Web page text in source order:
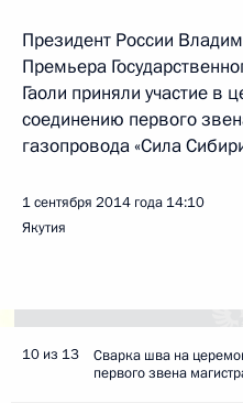
Президент России
Премьера
Гаоли приняли участие в
соединению первого
газопровода «Сила
1 сентября 2014 года 14:10
Якутия
10 из 13
Сварка шва на
первого звена